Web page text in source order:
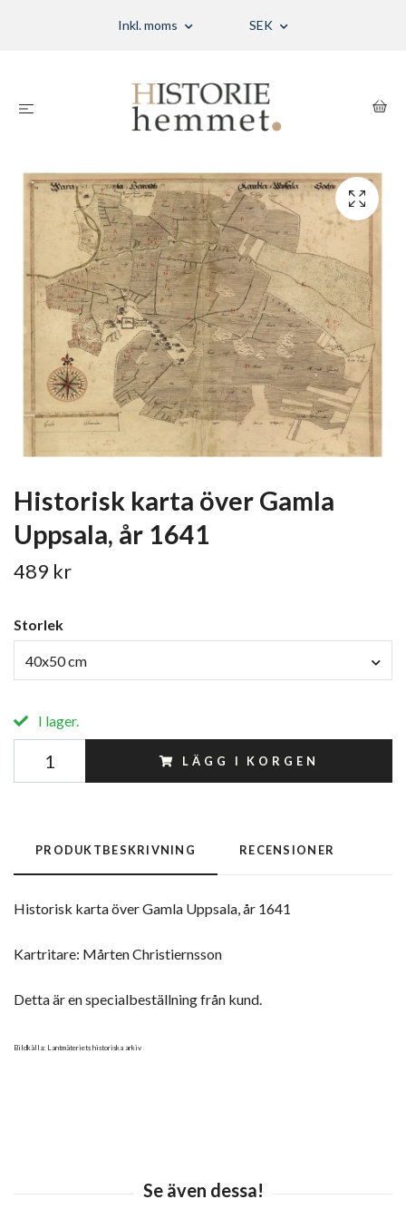
Inkl. moms SEK
Historisk karta över Gamla
Uppsala, år 1641
489 kr
Storlek
40x50 cm
I lager.
LÄGG I KORGEN
PRODUKTBESKRIVNING RECENSIONER
Historisk karta över Gamla Uppsala, år 1641
Kartritare: Mårten Christiernsson
Detta är en specialbeställning från kund.
Bildkälla: Lantmäteriets historiska arkiv